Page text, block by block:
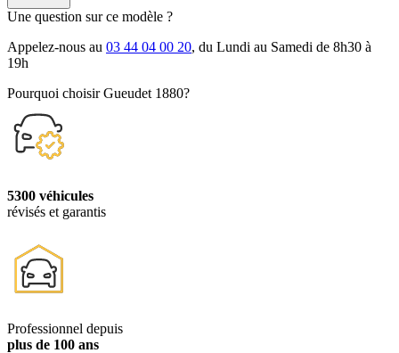
Une question sur ce modèle ?
Appelez-nous au 03 44 04 00 20, du Lundi au Samedi de 8h30 à
19h
Pourquoi choisir Gueudet 1880?
5300 véhicules
révisés et garantis
Professionnel depuis
plus de 100 ans